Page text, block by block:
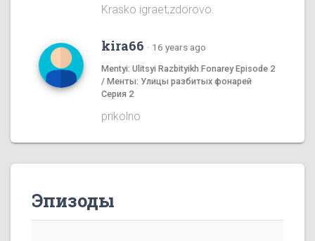
Krasko igraet,zdorovo.
kira66 · 16 years ago
Mentyi: Ulitsyi Razbityikh Fonarey Episode 2
/ Менты: Улицы разбитых фонарей
Серия 2
prikolno
Эпизоды